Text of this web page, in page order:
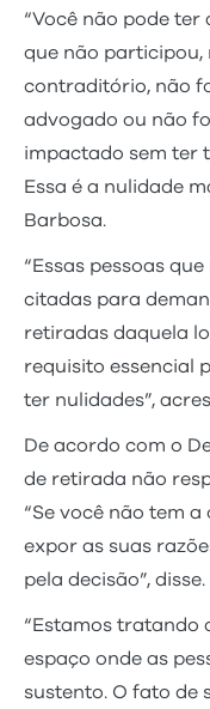
“Você não pode ter
que não participou,
contraditório, não
advogado ou não
impactado sem ter
Essa é a nulidade
Barbosa.
“Essas pessoas
citadas para
retiradas daquela
requisito essencial
ter nulidades”,
De acordo com o
de retirada não
“Se você não tem
expor as suas
pela decisão”, disse.
“Estamos tratando
espaço onde as
sustento. O fato de